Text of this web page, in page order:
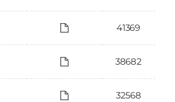
41369
38682
32568